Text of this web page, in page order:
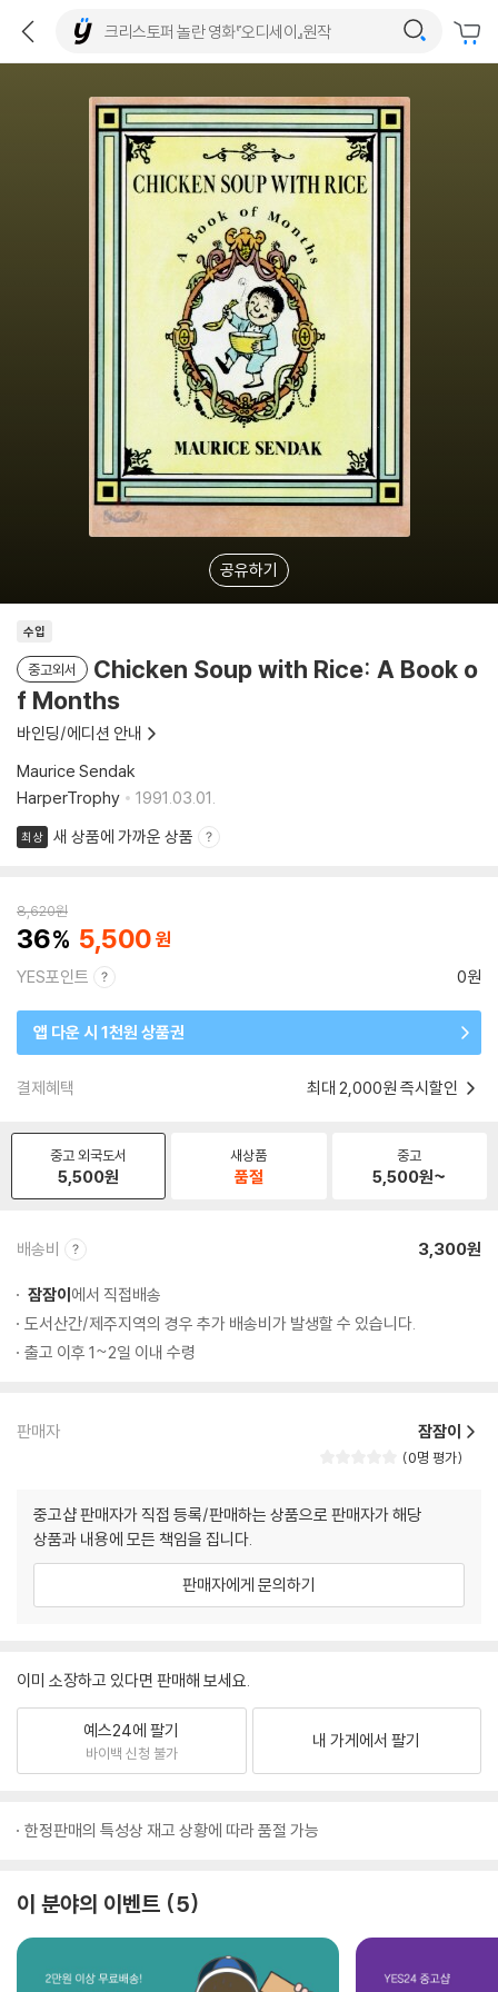
공유하기
수입
중고외서
Chicken Soup with Rice: A Book o
f Months
바인딩/에디션 안내
Maurice Sendak
HarperTrophy
1991.03.01.
최상 새 상품에 가까운 상품
8,620원
36 5,500
YES포인트 0원
앱 다운 시 1천원 상품권
결제혜택 최대 2,000원 즉시할인
중고 외국도서
5,500원
새상품
품절
중고
5,500원~
배송비 3,300원
잠잠이에서 직접배송
도서산간/제주지역의 경우 추가 배송비가 발생할 수 있습니다.
출고 이후 1~2일 이내 수령
판매자 잠잠이
0명 평가
중고샵 판매자가 직접 등록/판매하는 상품으로 판매자가 해당
상품과 내용에 모든 책임을 집니다.
판매자에게 문의하기
이미 소장하고 있다면 판매해 보세요.
예스24에 팔기
바이백 신청 불가
내 가게에서 팔기
한정판매의 특성상 재고 상황에 따라 품절 가능
이 분야의 이벤트 5